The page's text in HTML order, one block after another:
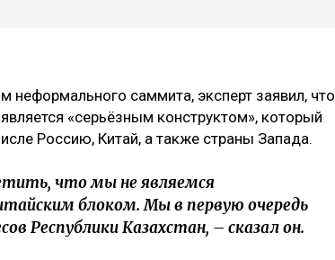
саммита, эксперт заявил, что
«серьёзным конструктом», который
Россию, Китай, а также страны Запада.
что мы не являемся
блоком. Мы в первую очередь
Республики Казахстан, – сказал он.